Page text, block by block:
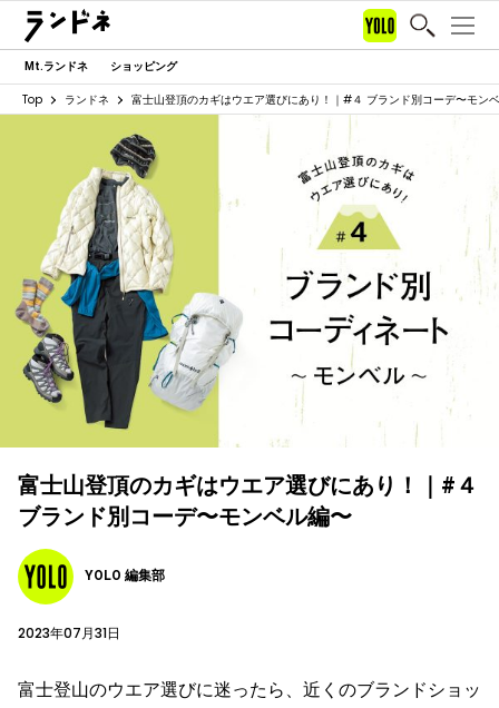
Mt.ランドネ ショッピング
Top ランドネ 富士山登頂のカギはウエア選びにあり！｜#４ ブランド別コーデ〜モン
富士山登頂のカギはウエア選びにあり！｜#４
ブランド別コーデ〜モンベル編〜
YOLO 編集部
2023年07月31日
富士登山のウエア選びに迷ったら、近くのブランドショッ